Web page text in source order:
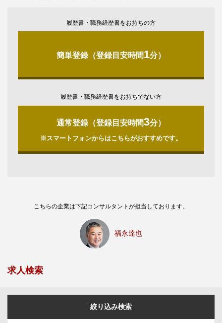
履歴書・職務経歴書をお持ちの方
簡単登録（登録目安時間1分）
履歴書・職務経歴書をお持ちでない方
通常登録（登録目安時間3分）
※スマートフォンからはこちらがおすすめです。
こちらの企業は下記コンサルタントが担当しております。
福永達也
求人検索
絞り込み検索